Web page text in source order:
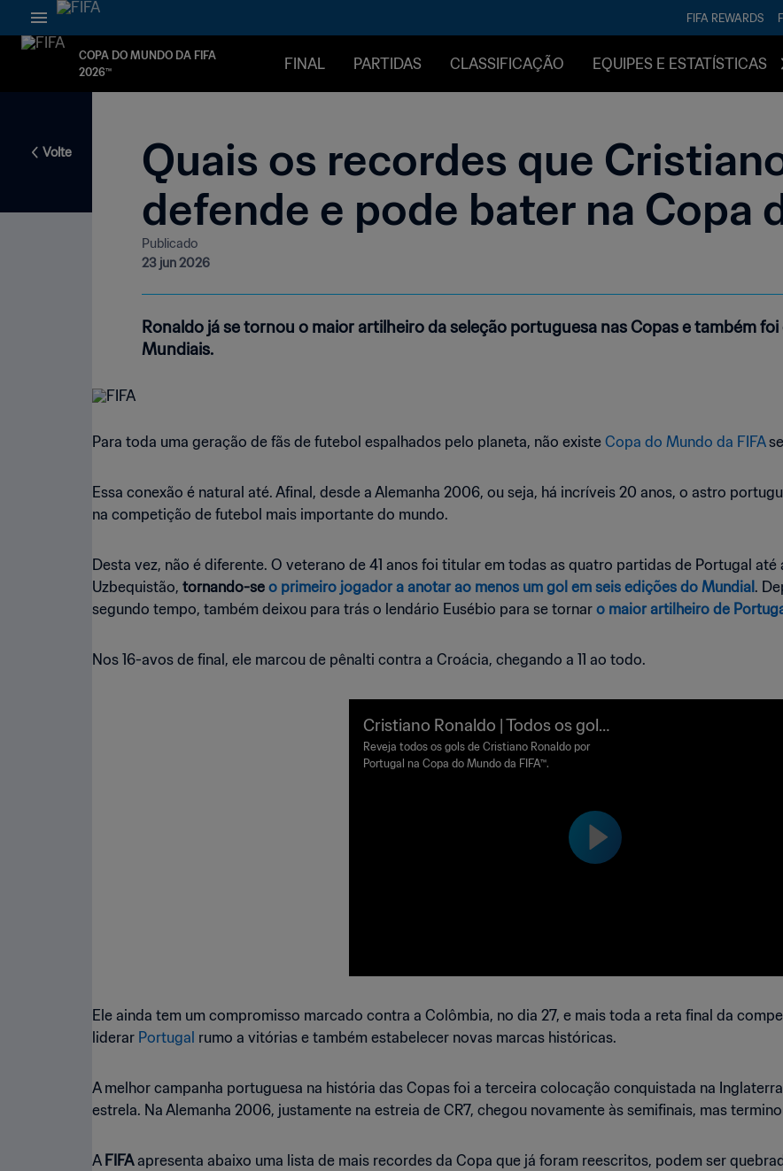
FIFA REWARDS
COPA DO MUNDO DA FIFA
2026™
FINAL PARTIDAS CLASSIFICAÇÃO EQUIPES E ESTATÍSTICAS
Volte
Quais os recordes que
defende e pode bater na Copa
Publicado
23 jun 2026
Ronaldo já se tornou o maior artilheiro da seleção portuguesa nas Copas e também
Mundiais.
Para toda uma geração de fãs de futebol espalhados pelo planeta, não existe Copa do Mundo da FIFA
Essa conexão é natural até. Afinal, desde a Alemanha 2006, ou seja, há incríveis 20 anos, o astro
na competição de futebol mais importante do mundo.
Desta vez, não é diferente. O veterano de 41 anos foi titular em todas as quatro partidas de Portugal
Uzbequistão, tornando-se o primeiro jogador a anotar ao menos um gol em seis edições do Mundial .
segundo tempo, também deixou para trás o lendário Eusébio para se tornar o maior artilheiro de
Nos 16-avos de final, ele marcou de pênalti contra a Croácia, chegando a 11 ao todo.
Cristiano Ronaldo | Todos os gols
por Portugal na Copa do Mundo
da FIFA™
Reveja todos os gols de Cristiano Ronaldo por
Portugal na Copa do Mundo da FIFA™.
Ele ainda tem um compromisso marcado contra a Colômbia, no dia 27, e mais toda a reta final da
liderar Portugal rumo a vitórias e também estabelecer novas marcas históricas.
A melhor campanha portuguesa na história das Copas foi a terceira colocação conquistada na
estrela. Na Alemanha 2006, justamente na estreia de CR7, chegou novamente às semifinais, mas
A FIFAapresenta abaixo uma lista de mais recordes da Copa que já foram reescritos, podem ser